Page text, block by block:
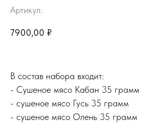
Артикул:
7900,00 ₽
В состав набора входит:
- Сушеное мясо Кабан 35 грамм
- сушеное мясо Гусь 35 грамм
- сушеное мясо Олень 35 грамм